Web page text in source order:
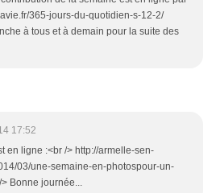
365-jours-du-quotidien-s-12-2/
à tous et à demain pour la suite des
17:52
en ligne :<br /> http://armelle-sen-
03/une-semaine-en-photospour-un-
Bonne journée...